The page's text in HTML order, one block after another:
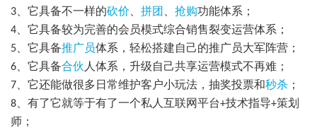
3 、它具备不一样的砍价 拼团 抢购功能体系；
4 、它具备较为完善的会员模式综合销售裂变运营体系；
5 、它具备推广员体系，轻松搭建自己的推广员大军阵营；
6 、它具备合伙 人体系，升级自己共享运营模式不再难；
7 、它还能做很多日常维护客户小玩法，抽奖投票和秒杀 ；
8 、有了它就等于有了一个私人互联网平台+技术指导+策划
师；